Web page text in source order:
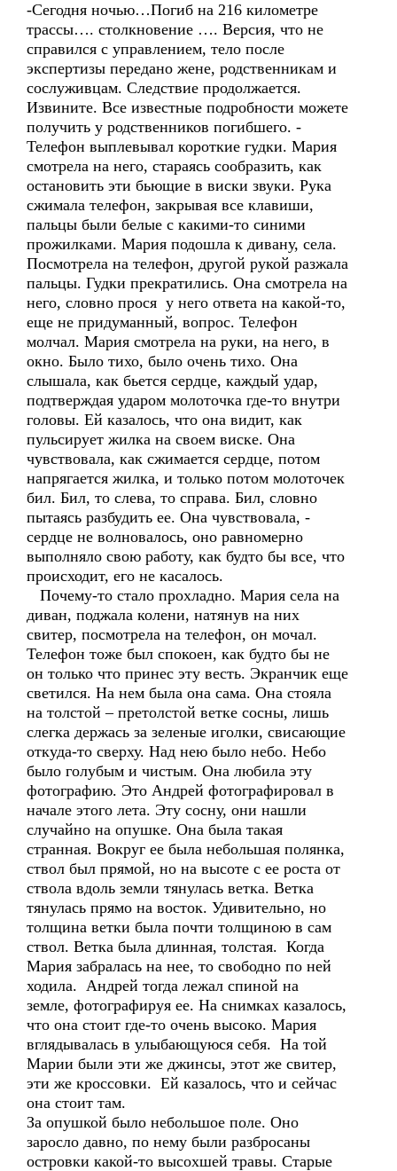
-Сегодня ночью…Погиб на 216 километре
трассы…. столкновение …. Версия, что не
справился с управлением, тело после
экспертизы передано жене, родственникам и
сослуживцам. Следствие продолжается.
Извините. Все известные подробности можете
получить у родственников погибшего. -
Телефон выплевывал короткие гудки. Мария
смотрела на него, стараясь сообразить, как
остановить эти бьющие в виски звуки. Рука
сжимала телефон, закрывая все клавиши,
пальцы были белые с какими-то синими
прожилками. Мария подошла к дивану, села.
Посмотрела на телефон, другой рукой разжала
пальцы. Гудки прекратились. Она смотрела на
него, словно прося у него ответа на какой-то,
еще не придуманный, вопрос. Телефон
молчал. Мария смотрела на руки, на него, в
окно. Было тихо, было очень тихо. Она
слышала, как бьется сердце, каждый удар,
подтверждая ударом молоточка где-то внутри
головы. Ей казалось, что она видит, как
пульсирует жилка на своем виске. Она
чувствовала, как сжимается сердце, потом
напрягается жилка, и только потом молоточек
бил. Бил, то слева, то справа. Бил, словно
пытаясь разбудить ее. Она чувствовала, -
сердце не волновалось, оно равномерно
выполняло свою работу, как будто бы все, что
происходит, его не касалось.
Почему-то стало прохладно. Мария села на
диван, поджала колени, натянув на них
свитер, посмотрела на телефон, он мочал.
Телефон тоже был спокоен, как будто бы не
он только что принес эту весть. Экранчик еще
светился. На нем была она сама. Она стояла
на толстой – претолстой ветке сосны, лишь
слегка держась за зеленые иголки, свисающие
откуда-то сверху. Над нею было небо. Небо
было голубым и чистым. Она любила эту
фотографию. Это Андрей фотографировал в
начале этого лета. Эту сосну, они нашли
случайно на опушке. Она была такая
странная. Вокруг ее была небольшая полянка,
ствол был прямой, но на высоте с ее роста от
ствола вдоль земли тянулась ветка. Ветка
тянулась прямо на восток. Удивительно, но
толщина ветки была почти толщиною в сам
ствол. Ветка была длинная, толстая. Когда
Мария забралась на нее, то свободно по ней
ходила. Андрей тогда лежал спиной на
земле, фотографируя ее. На снимках казалось,
что она стоит где-то очень высоко. Мария
вглядывалась в улыбающуюся себя. На той
Марии были эти же джинсы, этот же свитер,
эти же кроссовки. Ей казалось, что и сейчас
она стоит там.
За опушкой было небольшое поле. Оно
заросло давно, по нему были разбросаны
островки какой-то высохшей травы. Старые